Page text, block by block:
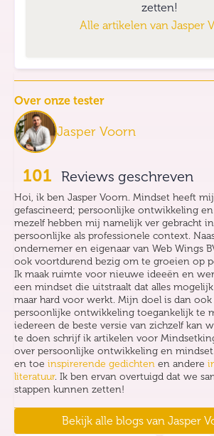
zetten!
Alle artikelen van Jasper
Over onze tester
Jasper Voorn
101 Reviews geschreven
Hoi, ik ben Jasper Voorn. Mindset heeft
gefascineerd; persoonlijke ontwikkeling
mezelf hebben mij namelijk ver gebracht
persoonlijke als professionele context.
ondernemer en eigenaar van Web Wings
ook voortdurend bezig om te groeien op
Ik maak ruimte voor nieuwe ideeën en
een mindset die uitstraalt dat alles
maar hard voor werkt. Mijn doel is dan ook
persoonlijke ontwikkeling toegankelijk te
iedereen de beste versie van zichzelf kan
te doen schrijf ik artikelen voor
over persoonlijke ontwikkeling en
en toe inspirerende gedichten en andere
literatuur. Ik ben ervan overtuigd dat we
stappen kunnen zetten!
Bekijk alle blogs van Jasper